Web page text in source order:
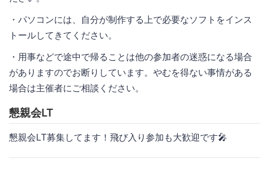
・パソコンには、自分が制作する上で必要なソフトをインス
トールしてきてください。
・用事などで途中で帰ることは他の参加者の迷惑になる場合
がありますのでお断りしています。やむを得ない事情がある
場合は主催者にご相談ください。
懇親会LT
懇親会LT募集してます！飛び入り参加も大歓迎です🎤